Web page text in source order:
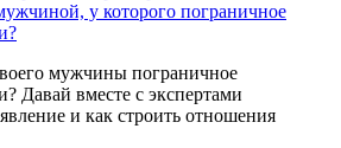
у которого пограничное
мужчины пограничное
Давай вместе с экспертами
явление и как строить отношения